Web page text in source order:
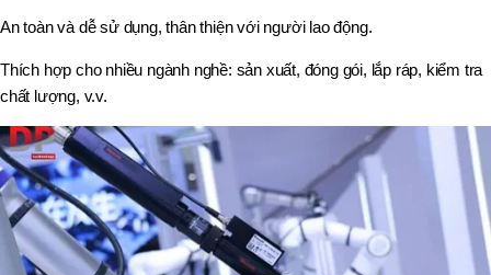
An toàn và dễ sử dụng, thân thiện với người lao động.
Thích hợp cho nhiều ngành nghề: sản xuất, đóng gói, lắp ráp, kiểm tra
chất lượng, v.v.